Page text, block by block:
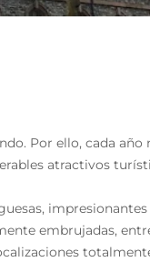
Por ello, cada año
atractivos
embrujadas,